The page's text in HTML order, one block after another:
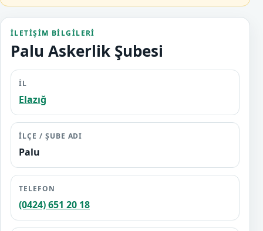
İLETIŞIM BILGILERI
Palu Askerlik Şubesi
İL
Elazığ
İLÇE / ŞUBE ADI
Palu
TELEFON
(0424) 651 20 18